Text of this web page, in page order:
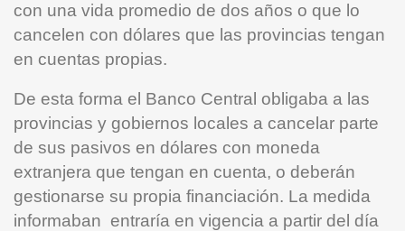
con una vida promedio de dos años o que lo
cancelen con dólares que las provincias tengan
en cuentas propias.
De esta forma el Banco Central obligaba a las
provincias y gobiernos locales a cancelar parte
de sus pasivos en dólares con moneda
extranjera que tengan en cuenta, o deberán
gestionarse su propia financiación. La medida
informaban entraría en vigencia a partir del día